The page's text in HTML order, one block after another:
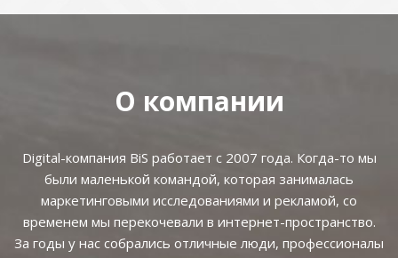
О компании
Digital-компания BiS работает с 2007 года. Когда-то мы
были маленькой командой, которая занималась
маркетинговыми исследованиями и рекламой, со
временем мы перекочевали в интернет-пространство.
За годы у нас собрались отличные люди, профессионалы